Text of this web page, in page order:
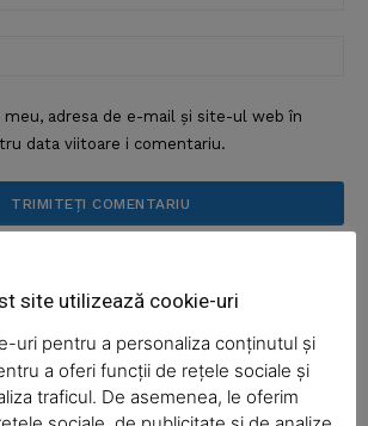
adresa de e-mail și site-ul web în
data viitoare i comentariu.
site utilizează cookie-uri
uri pentru a personaliza conținutul și
a oferi funcții de rețele sociale și
traficul. De asemenea, le oferim